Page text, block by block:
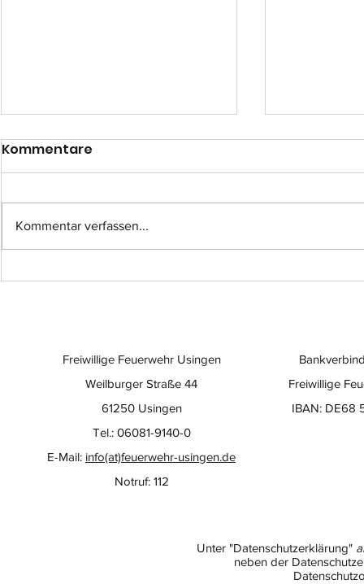
Einsatz-Nr.: 057
Kommentare
Kommentar verfassen...
Freiwillige
IBAN: DE68
Freiwillige Feuerwehr Usingen
Weilburger Straße 44
61250 Usingen
Tel.: 06081-9140-0
E-Mail: info(at)feuerwehr-usingen.de
Notruf: 112
Unter "Datenschutzerklärung"
neben der